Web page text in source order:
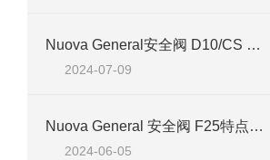
Nuova General安全阀 D10/CS 技术介绍
2024-07-09
Nuova General 安全阀 F25特点及应用介绍
2024-06-05